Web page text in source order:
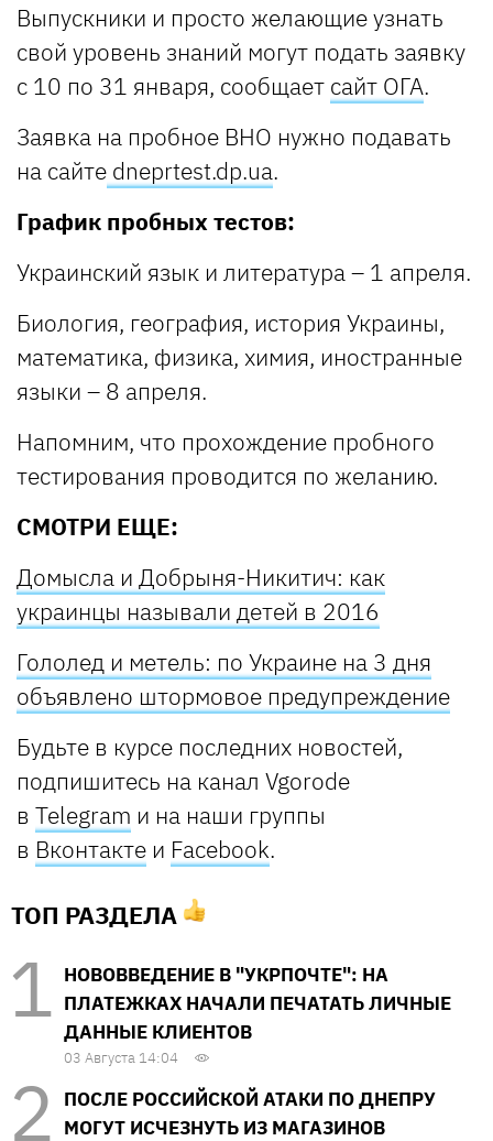
Выпускники и просто желающие узнать
свой уровень знаний могут подать заявку
с 10 по 31 января, сообщает сайт ОГА.
Заявка на пробное ВНО нужно подавать
на сайте dneprtest.dp.ua.
График пробных тестов:
Украинский язык и литература – 1 апреля.
Биология, география, история Украины,
математика, физика, химия, иностранные
языки – 8 апреля.
Напомним, что прохождение пробного
тестирования проводится по желанию.
СМОТРИ ЕЩЕ:
Домысла и Добрыня-Никитич: как
украинцы называли детей в 2016
Гололед и метель: по Украине на 3 дня
объявлено штормовое предупреждение
Будьте в курсе последних новостей,
подпишитесь на канал Vgorode
в Telegram и на наши группы
в Вконтакте и Facebook.
ТОП РАЗДЕЛА
НОВОВВЕДЕНИЕ В "УКРПОЧТЕ": НА
ПЛАТЕЖКАХ НАЧАЛИ ПЕЧАТАТЬ ЛИЧНЫЕ
ДАННЫЕ КЛИЕНТОВ
03 Августа 14:04
ПОСЛЕ РОССИЙСКОЙ АТАКИ ПО ДНЕПРУ
МОГУТ ИСЧЕЗНУТЬ ИЗ МАГАЗИНОВ